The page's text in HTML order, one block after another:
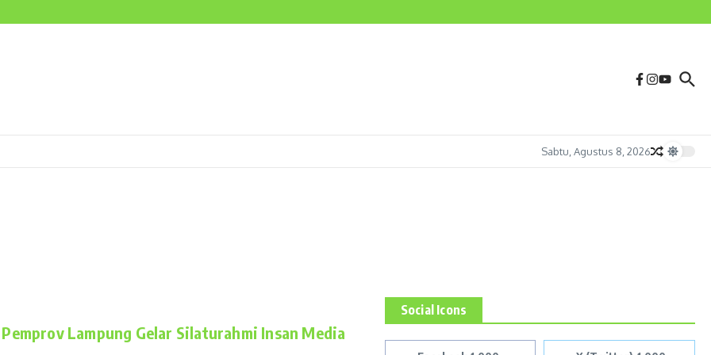
Pesisir Barat, Desak Evaluasi
Sabtu, Agustus 8, 2026
Lampung Gelar Silaturahmi Insan Media
Social Icons